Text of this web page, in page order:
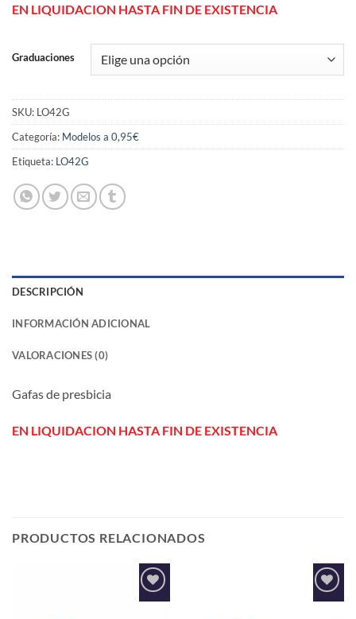
EN LIQUIDACION HASTA FIN DE EXISTENCIA
Graduaciones
SKU: LO42G
Categoría: Modelos a 0,95€
Etiqueta: LO42G
DESCRIPCIÓN
INFORMACIÓN ADICIONAL
VALORACIONES (0)
Gafas de presbicia
EN LIQUIDACION HASTA FIN DE EXISTENCIA
PRODUCTOS RELACIONADOS
Añadir
Añadir